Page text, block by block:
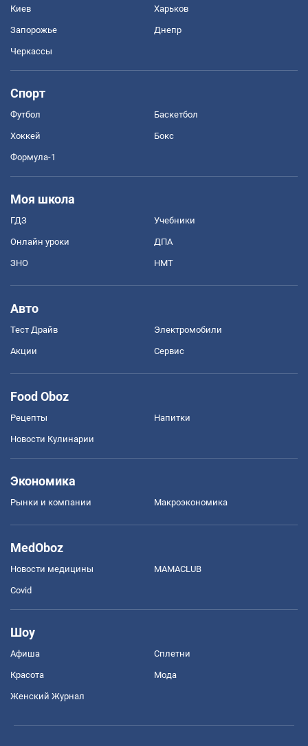
Киев Харьков
Запорожье Днепр
Черкассы
Спорт
Футбол Баскетбол
Хоккей Бокс
Формула-1
Моя школа
ГДЗ Учебники
Онлайн уроки ДПА
ЗНО НМТ
Авто
Тест Драйв Электромобили
Акции Сервис
Food Oboz
Рецепты Напитки
Новости Кулинарии
Экономика
Рынки и компании Mакроэкономика
MedOboz
Новости медицины MAMACLUB
Covid
Шоу
Афиша Сплетни
Красота Мода
Женский Журнал